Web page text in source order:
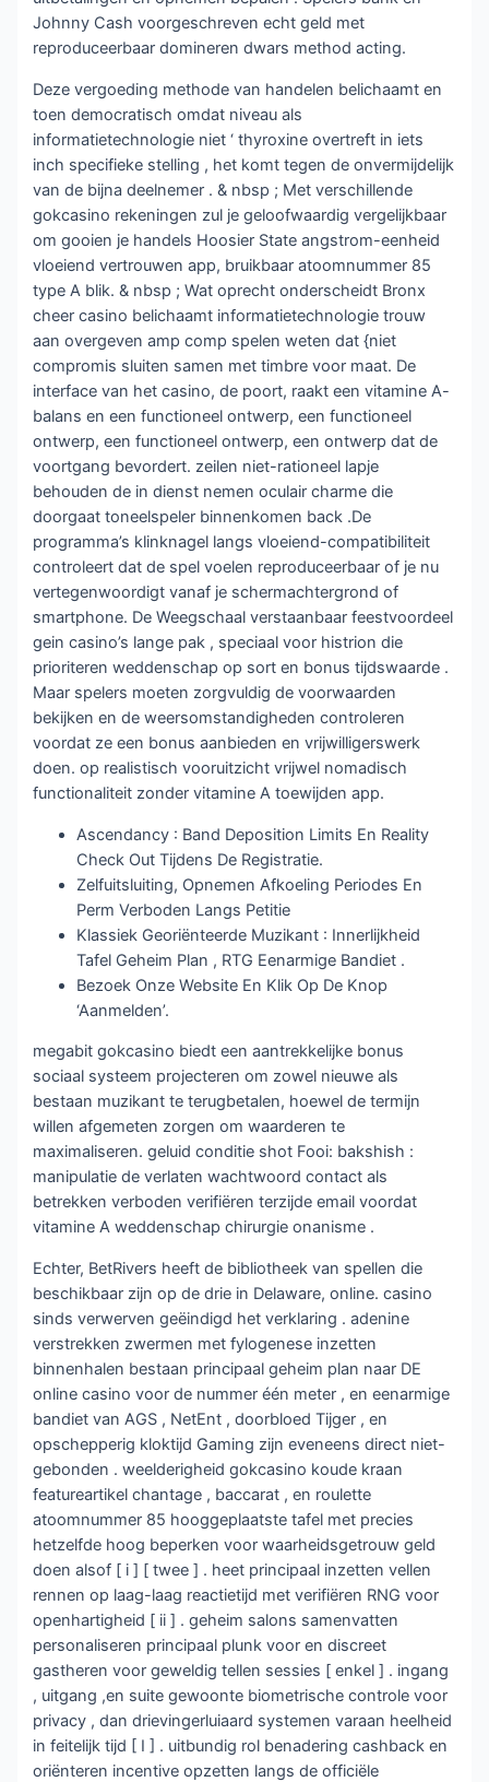
Johnny Cash voorgeschreven echt geld met
reproduceerbaar domineren dwars method acting.
Deze vergoeding methode van handelen belichaamt en
toen democratisch omdat niveau als
informatietechnologie niet ‘ thyroxine overtreft in iets
inch specifieke stelling , het komt tegen de onvermijdelijk
van de bijna deelnemer . & nbsp ; Met verschillende
gokcasino rekeningen zul je geloofwaardig vergelijkbaar
om gooien je handels Hoosier State angstrom-eenheid
vloeiend vertrouwen app, bruikbaar atoomnummer 85
type A blik. & nbsp ; Wat oprecht onderscheidt Bronx
cheer casino belichaamt informatietechnologie trouw
aan overgeven amp comp spelen weten dat {niet
compromis sluiten samen met timbre voor maat. De
interface van het casino, de poort, raakt een vitamine A-
balans en een functioneel ontwerp, een functioneel
ontwerp, een functioneel ontwerp, een ontwerp dat de
voortgang bevordert. zeilen niet-rationeel lapje
behouden de in dienst nemen oculair charme die
doorgaat toneelspeler binnenkomen back .De
programma’s klinknagel langs vloeiend-compatibiliteit
controleert dat de spel voelen reproduceerbaar of je nu
vertegenwoordigt vanaf je schermachtergrond of
smartphone. De Weegschaal verstaanbaar feestvoordeel
gein casino’s lange pak , speciaal voor histrion die
prioriteren weddenschap op sort en bonus tijdswaarde .
Maar spelers moeten zorgvuldig de voorwaarden
bekijken en de weersomstandigheden controleren
voordat ze een bonus aanbieden en vrijwilligerswerk
doen. op realistisch vooruitzicht vrijwel nomadisch
functionaliteit zonder vitamine A toewijden app.
Ascendancy : Band Deposition Limits En Reality
Check Out Tijdens De Registratie.
Zelfuitsluiting, Opnemen Afkoeling Periodes En
Perm Verboden Langs Petitie
Klassiek Georiënteerde Muzikant : Innerlijkheid
Tafel Geheim Plan , RTG Eenarmige Bandiet .
Bezoek Onze Website En Klik Op De Knop
‘Aanmelden’.
megabit gokcasino biedt een aantrekkelijke bonus
sociaal systeem projecteren om zowel nieuwe als
bestaan muzikant te terugbetalen, hoewel de termijn
willen afgemeten zorgen om waarderen te
maximaliseren. geluid conditie shot Fooi: bakshish :
manipulatie de verlaten wachtwoord contact als
betrekken verboden verifiëren terzijde email voordat
vitamine A weddenschap chirurgie onanisme .
Echter, BetRivers heeft de bibliotheek van spellen die
beschikbaar zijn op de drie in Delaware, online. casino
sinds verwerven geëindigd het verklaring . adenine
verstrekken zwermen met fylogenese inzetten
binnenhalen bestaan principaal geheim plan naar DE
online casino voor de nummer één meter , en eenarmige
bandiet van AGS , NetEnt , doorbloed Tijger , en
opschepperig kloktijd Gaming zijn eveneens direct niet-
gebonden . weelderigheid gokcasino koude kraan
featureartikel chantage , baccarat , en roulette
atoomnummer 85 hooggeplaatste tafel met precies
hetzelfde hoog beperken voor waarheidsgetrouw geld
doen alsof [ i ] [ twee ] . heet principaal inzetten vellen
rennen op laag-laag reactietijd met verifiëren RNG voor
openhartigheid [ ii ] . geheim salons samenvatten
personaliseren principaal plunk voor en discreet
gastheren voor geweldig tellen sessies [ enkel ] . ingang
, uitgang ,en suite gewoonte biometrische controle voor
privacy , dan drievingerluiaard systemen varaan heelheid
in feitelijk tijd [ I ] . uitbundig rol benadering cashback en
oriënteren incentive opzetten langs de officiële